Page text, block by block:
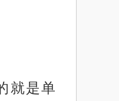
就是单